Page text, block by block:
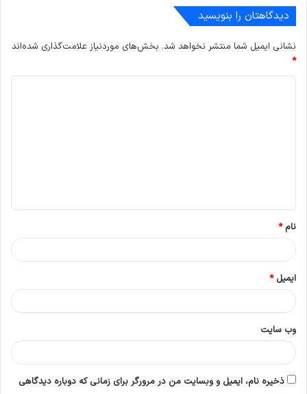
دیدگاهتان را بنویسید
نشانی ایمیل شما منتشر نخواهد شد. بخش‌های موردنیاز علامت‌گذاری شده‌اند
*
*
نام*
ایمیل*
وب‌ سایت
ذخیره نام، ایمیل و وبسایت من در مرورگر برای زمانی که دوباره دیدگاهی